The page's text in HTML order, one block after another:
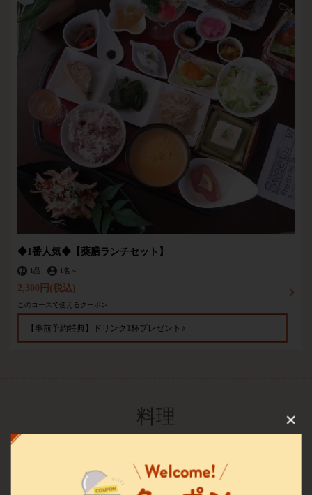
◆1番人気◆【薬膳ランチセット】
1品 1名 ～
2,300円 (税込)
このコースで使えるクーポン
【事前予約特典】ドリンク1杯プレゼント♪
料理
この店舗情報をシェアする
https://namaenonaimise-ageo.owst.jp/